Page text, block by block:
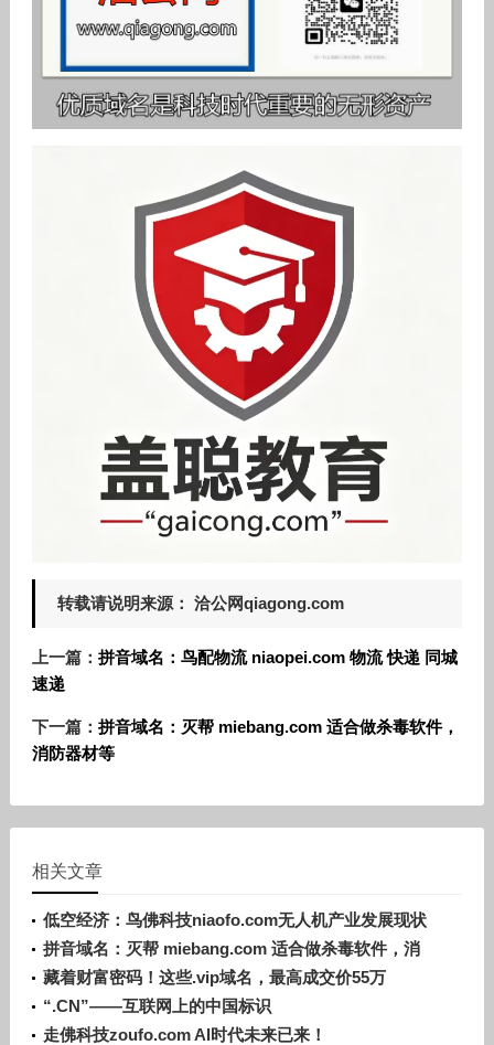
转载请说明来源： 洽公网qiagong.com
上一篇： 拼音域名：鸟配物流 niaopei.com 物流 快递 同城
速递
下一篇： 拼音域名：灭帮 miebang.com 适合做杀毒软件，
消防器材等
相关文章
低空经济：鸟佛科技niaofo.com无人机产业发展现状
及前景
拼音域名：灭帮 miebang.com 适合做杀毒软件，消
防器材等
藏着财富密码！这些.vip域名，最高成交价55万
“.CN”——互联网上的中国标识
走佛科技zoufo.com AI时代未来已来！